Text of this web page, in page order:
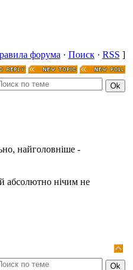
форума · Поиск· RSS ]
найголовніше -
абсолютно нічим не